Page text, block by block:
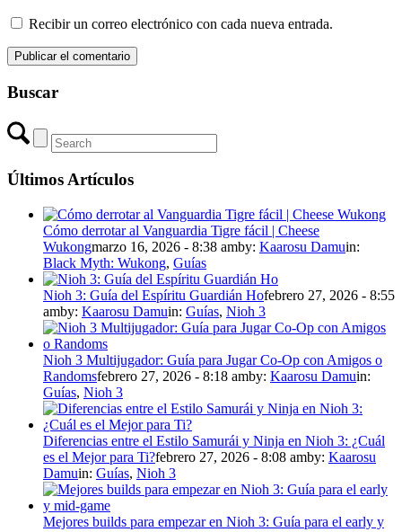
Recibir un correo electrónico con cada nueva entrada.
Buscar
Últimos Artículos
Cómo derrotar al Vanguardia Tigre fácil | Cheese
Wukongmarzo 16, 2026 - 8:38 amby: Kaarosu Damuin:
Black Myth: Wukong, Guías
Nioh 3: Guía del Espíritu Guardián Hofebrero 27, 2026 - 8:55
amby: Kaarosu Damuin: Guías, Nioh 3
Nioh 3 Multijugador: Guía para Jugar Co-Op con Amigos o
Randomsfebrero 27, 2026 - 8:18 amby: Kaarosu Damuin:
Guías, Nioh 3
Diferencias entre el Estilo Samurái y Ninja en Nioh 3: ¿Cuál
es el Mejor para Ti?febrero 27, 2026 - 8:08 amby: Kaarosu
Damuin: Guías, Nioh 3
Mejores builds para empezar en Nioh 3: Guía para el early y